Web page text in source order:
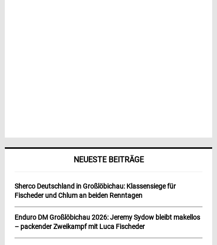
NEUESTE BEITRÄGE
Sherco Deutschland in Großlöbichau: Klassensiege für
Fischeder und Chlum an beiden Renntagen
Enduro DM Großlöbichau 2026: Jeremy Sydow bleibt makellos
– packender Zweikampf mit Luca Fischeder